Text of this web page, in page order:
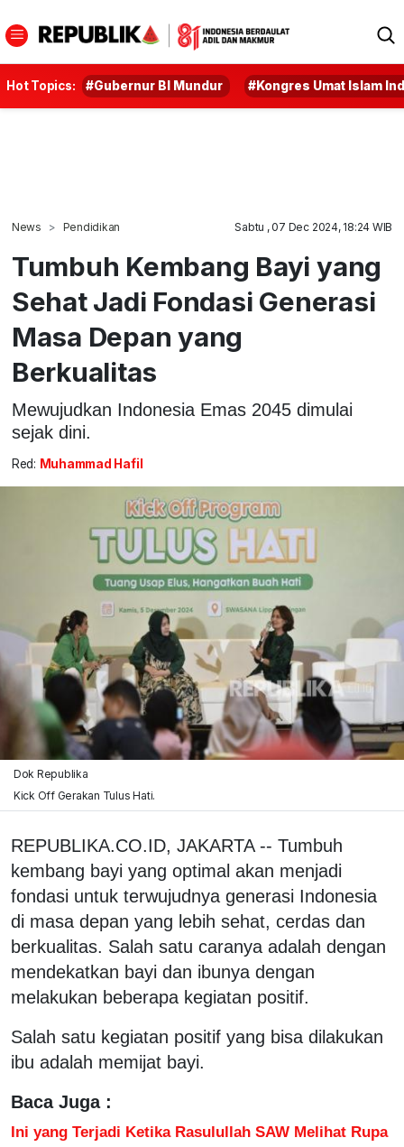
Hot Topics: #Gubernur BI Mundur #Kongres Umat Islam
News Pendidikan Sabtu , 07 Dec 2024, 18:24 WIB
Tumbuh Kembang Bayi yang
Sehat Jadi Fondasi Generasi
Masa Depan yang
Berkualitas
Mewujudkan Indonesia Emas 2045 dimulai
sejak dini.
Red: Muhammad Hafil
Dok Republika
Kick Off Gerakan Tulus Hati.
REPUBLIKA.CO.ID, JAKARTA -- Tumbuh
kembang bayi yang optimal akan menjadi
fondasi untuk terwujudnya generasi Indonesia
di masa depan yang lebih sehat, cerdas dan
berkualitas. Salah satu caranya adalah dengan
mendekatkan bayi dan ibunya dengan
melakukan beberapa kegiatan positif.
Salah satu kegiatan positif yang bisa dilakukan
ibu adalah memijat bayi.
Baca Juga :
Ini yang Terjadi Ketika Rasulullah SAW Melihat Rupa